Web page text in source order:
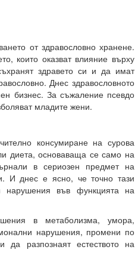
от здравословно хранене.
които оказват влияние върху
здравето си и да имат
Днес здравословното
бизнес. За съжаление псевдо
младите жени.
консумиране на сурова
диета, основаваща се само на
в сериозен предмет на
И днес е ясно, че точно тази
нарушения във функцията на
в метаболизма, умора,
нарушения, промени по
да разпознаят естеството на